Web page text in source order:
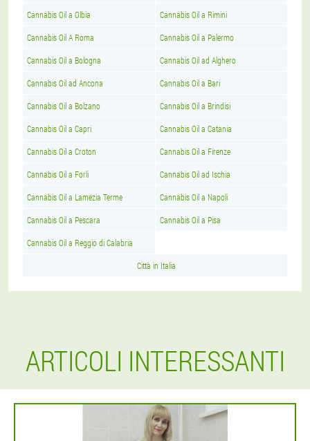
Cannabis Oil a Olbia Cannabis Oil a Rimini
Cannabis Oil A Roma Cannabis Oil a Palermo
Cannabis Oil a Bologna Cannabis Oil ad Alghero
Cannabis Oil ad Ancona Cannabis Oil a Bari
Cannabis Oil a Bolzano Cannabis Oil a Brindisi
Cannabis Oil a Capri Cannabis Oil a Catania
Cannabis Oil a Croton Cannabis Oil a Firenze
Cannabis Oil a Forli Cannabis Oil ad Ischia
Cannabis Oil a Lamezia Terme Cannabis Oil a Napoli
Cannabis Oil a Pescara Cannabis Oil a Pisa
Cannabis Oil a Reggio di Calabria
Città in Italia
ARTICOLI INTERESSANTI